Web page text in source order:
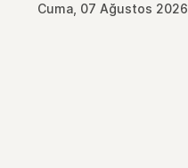
Cuma, 07 Ağustos 2026